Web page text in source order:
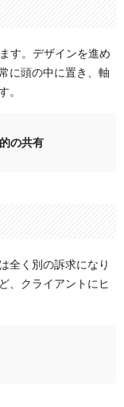
す。デザインを進め
に頭の中に置き、軸
。
の共有
全く別の訴求になり
、クライアントにヒ